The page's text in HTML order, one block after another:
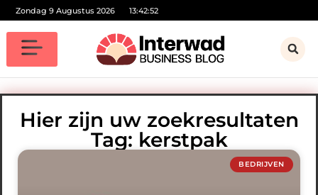
Zondag 9 Augustus 2026 13:42:52
Hier zijn uw zoekresultaten
Tag: kerstpak
BEDRIJVEN